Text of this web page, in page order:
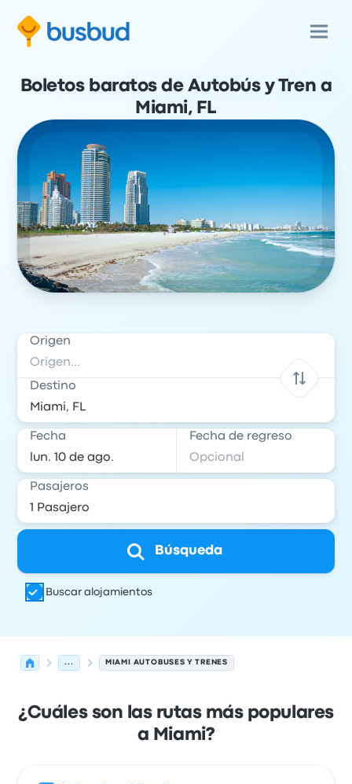
Boletos baratos de Autobús y Tren a
Miami, FL
Origen
Destino
Fecha Fecha de regreso
Pasajeros
Búsqueda
Buscar alojamientos
... MIAMI AUTOBUSES Y TRENES
¿Cuáles son las rutas más populares
a Miami?